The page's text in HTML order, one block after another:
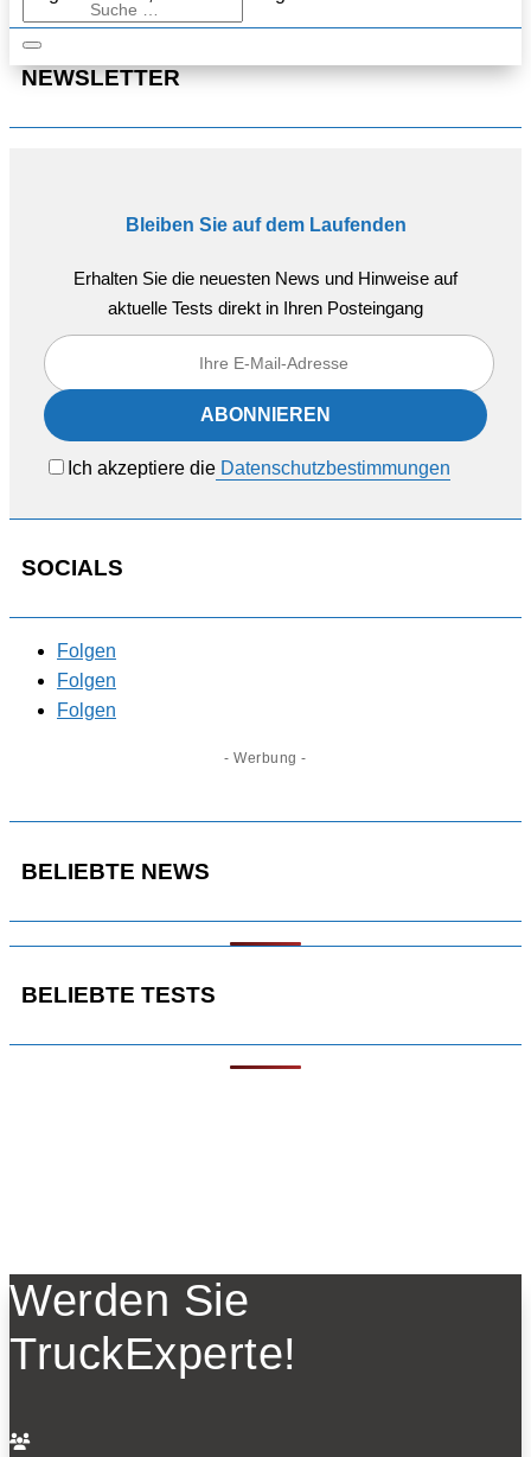
NEWSLETTER
Bleiben Sie auf dem Laufenden
Erhalten Sie die neuesten News und Hinweise auf
aktuelle Tests direkt in Ihren Posteingang
Ich akzeptiere die Datenschutzbestimmungen
SOCIALS
Folgen
Folgen
Folgen
- Werbung -
BELIEBTE NEWS
BELIEBTE TESTS
Werden Sie
TruckExperte!
